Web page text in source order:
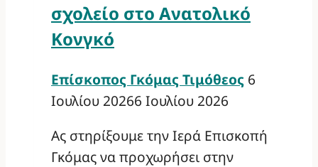
σχολείο στο Ανατολικό
Κονγκό
Επίσκοπος Γκόμας Τιμόθεος 6
Ιουλίου 20266 Ιουλίου 2026
Ας στηρίξουμε την Ιερά Επισκοπή
Γκόμας να προχωρήσει στην